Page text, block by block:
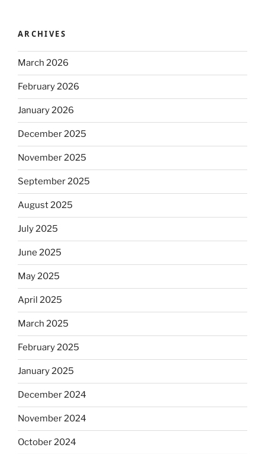
ARCHIVES
March 2026
February 2026
January 2026
December 2025
November 2025
September 2025
August 2025
July 2025
June 2025
May 2025
April 2025
March 2025
February 2025
January 2025
December 2024
November 2024
October 2024